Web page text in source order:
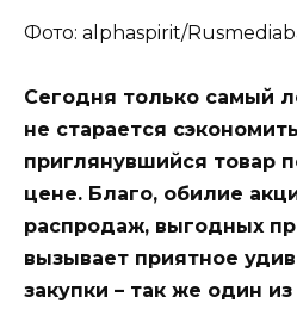
Фото: alphaspirit/
Сегодня только самый
не старается
приглянувшийся товар
цене. Благо, обилие
распродаж, выгодных
вызывает приятное
закупки – так же один